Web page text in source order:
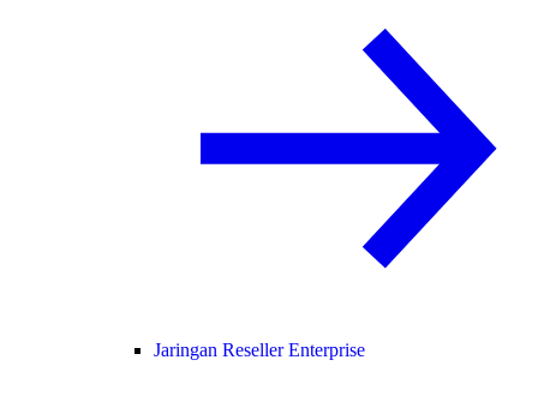
Jaringan Reseller Enterprise